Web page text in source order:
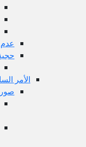
الأمر
صور